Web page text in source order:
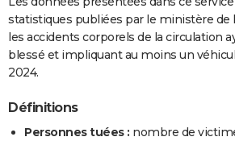
Bricolage
Television
statistiques publiées par le ministère
les accidents corporels de la circulation
blessé et impliquant au moins un
2024.
Définitions
Personnes tuées : nombre de